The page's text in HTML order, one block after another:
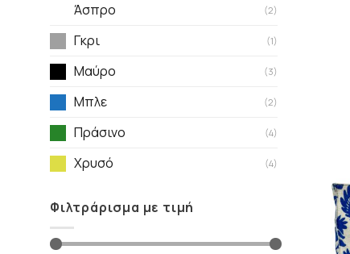
Άσπρο (2)
Γκρι (1)
Μαύρο (3)
Μπλε (2)
Πράσινο (4)
Χρυσό (4)
Φιλτράρισμα με τιμή